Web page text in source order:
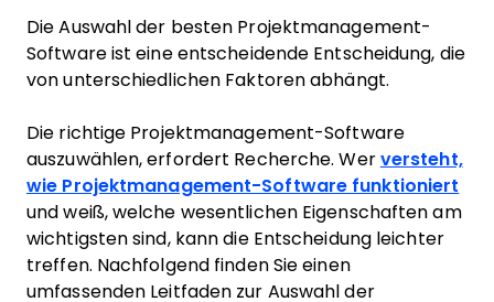
Die Auswahl der besten Projektmanagement-
Software ist eine entscheidende Entscheidung, die
von unterschiedlichen Faktoren abhängt.
Die richtige Projektmanagement-Software
auszuwählen, erfordert Recherche. Wer versteht,
wie Projektmanagement-Software funktioniert
und weiß, welche wesentlichen Eigenschaften am
wichtigsten sind, kann die Entscheidung leichter
treffen. Nachfolgend finden Sie einen
umfassenden Leitfaden zur Auswahl der